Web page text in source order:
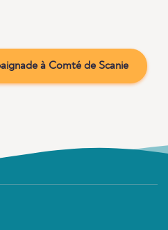
à Comté de Scanie